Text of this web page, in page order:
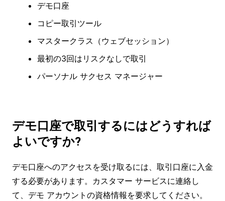
デモ口座
コピー取引ツール
マスタークラス（ウェブセッション）
最初の3回はリスクなしで取引
パーソナル サクセス マネージャー
デモ口座で取引するにはどうすれば
よいですか?
デモ口座へのアクセスを受け取るには、取引口座に入金
する必要があります。カスタマー サービスに連絡し
て、デモ アカウントの資格情報を要求してください。